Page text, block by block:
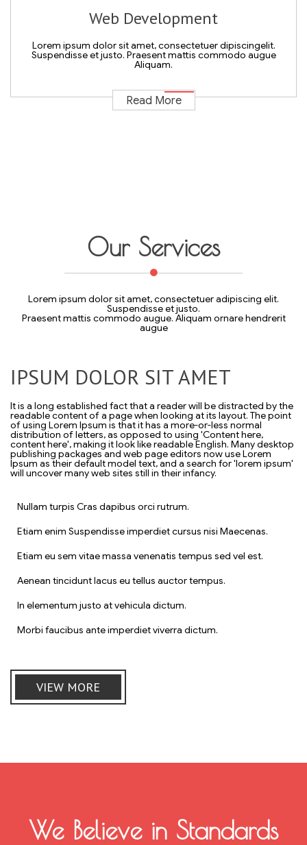
Web Development
Lorem ipsum dolor sit amet, consectetuer dipiscingelit.
Suspendisse et justo. Praesent mattis commodo augue
Aliquam.
Read More
Our Services
Lorem ipsum dolor sit amet, consectetuer adipiscing elit.
Suspendisse et justo.
Praesent mattis commodo augue. Aliquam ornare hendrerit
augue
IPSUM DOLOR SIT AMET
It is a long established fact that a reader will be distracted by the
readable content of a page when looking at its layout. The point
of using Lorem Ipsum is that it has a more-or-less normal
distribution of letters, as opposed to using 'Content here,
content here', making it look like readable English. Many desktop
publishing packages and web page editors now use Lorem
Ipsum as their default model text, and a search for 'lorem ipsum'
will uncover many web sites still in their infancy.
Nullam turpis Cras dapibus orci rutrum.
Etiam enim Suspendisse imperdiet cursus nisi Maecenas.
Etiam eu sem vitae massa venenatis tempus sed vel est.
Aenean tincidunt lacus eu tellus auctor tempus.
In elementum justo at vehicula dictum.
Morbi faucibus ante imperdiet viverra dictum.
VIEW MORE
We Believe in Standards